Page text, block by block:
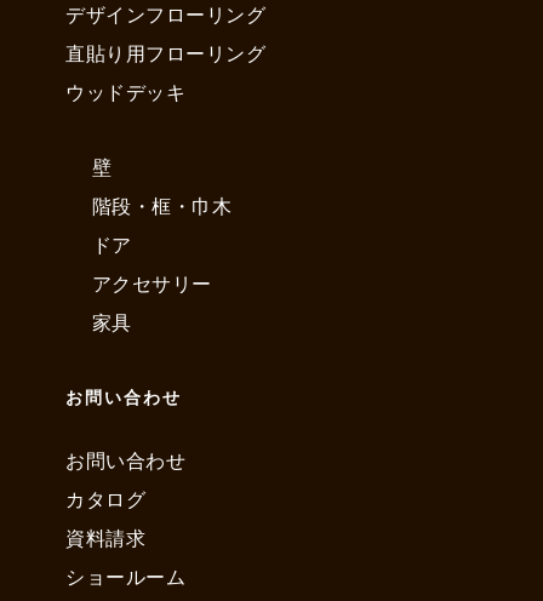
デザインフローリング
直貼り用フローリング
ウッドデッキ
壁
階段・框・巾木
ドア
アクセサリー
家具
お問い合わせ
お問い合わせ
カタログ
資料請求
ショールーム